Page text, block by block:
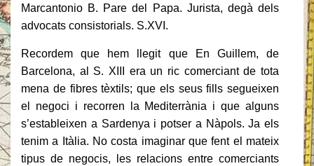
Marcantonio B. Pare del Papa. Jurista, degà dels
advocats consistorials. S.XVI.
Recordem que hem llegit que En Guillem, de
Barcelona, al S. XIII era un ric comerciant de tota
mena de fibres tèxtils; que els seus fills segueixen
el negoci i recorren la Mediterrània i que alguns
s’estableixen a Sardenya i potser a Nàpols. Ja els
tenim a Itàlia. No costa imaginar que fent el mateix
tipus de negocis, les relacions entre comerciants